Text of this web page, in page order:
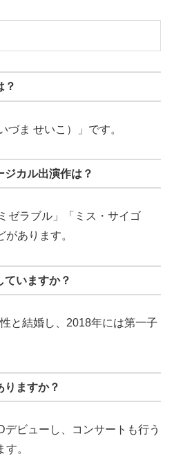
？
づま せいこ）」です。
ジカル出演作は？
ゼラブル」「ミス・サイゴ
あります。
ていますか？
と結婚し、2018年には第一子
りますか？
ビューし、コンサートも行う
。